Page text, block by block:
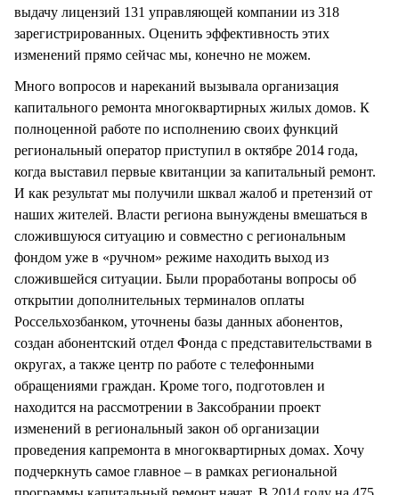
выдачу лицензий 131 управляющей компании из 318
зарегистрированных. Оценить эффективность этих
изменений прямо сейчас мы, конечно не можем.
Много вопросов и нареканий вызывала организация
капитального ремонта многоквартирных жилых домов. К
полноценной работе по исполнению своих функций
региональный оператор приступил в октябре 2014 года,
когда выставил первые квитанции за капитальный ремонт.
И как результат мы получили шквал жалоб и претензий от
наших жителей. Власти региона вынуждены вмешаться в
сложившуюся ситуацию и совместно с региональным
фондом уже в «ручном» режиме находить выход из
сложившейся ситуации. Были проработаны вопросы об
открытии дополнительных терминалов оплаты
Россельхозбанком, уточнены базы данных абонентов,
создан абонентский отдел Фонда с представительствами в
округах, а также центр по работе с телефонными
обращениями граждан. Кроме того, подготовлен и
находится на рассмотрении в Заксобрании проект
изменений в региональный закон об организации
проведения капремонта в многоквартирных домах. Хочу
подчеркнуть самое главное – в рамках региональной